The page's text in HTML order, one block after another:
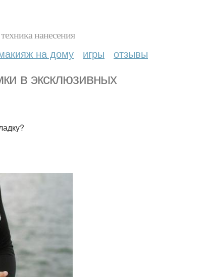
нанесения
на дому игры отзывы
в эксклюзивных